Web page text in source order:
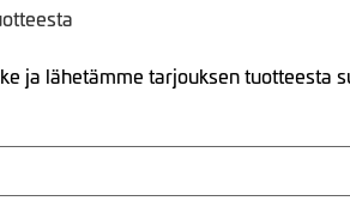
ja lähetämme tarjouksen tuotteesta